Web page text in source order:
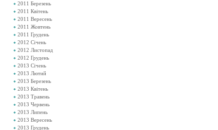
2011 Березень
2011 Квітень
2011 Вересень
2011 Жовтень
2011 Грудень
2012 Січень
2012 Листопад
2012 Грудень
2013 Січень
2013 Лютий
2013 Березень
2013 Квітень
2013 Травень
2013 Червень
2013 Липень
2013 Вересень
2013 Грудень